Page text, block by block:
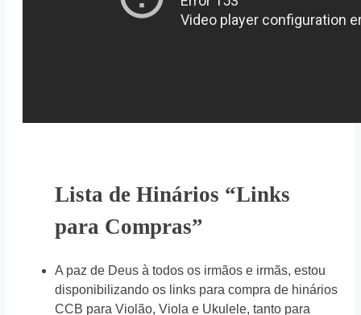
Lista de Hinários “Links
para Compras”
A paz de Deus à todos os irmãos e irmãs, estou
disponibilizando os links para compra de hinários
CCB para Violão, Viola e Ukulele, tanto para